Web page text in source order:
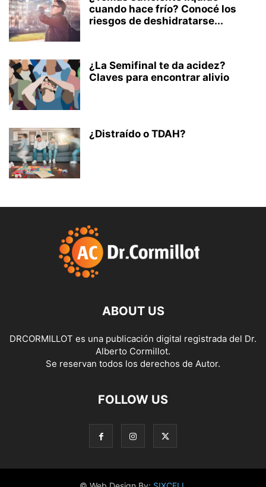
cuando hace frío? Conocé los
riesgos de deshidratarse...
¿La Semifinal te da acidez?
Claves para encontrar alivio
¿Distraído o TDAH?
ABOUT US
DRCORMILLOT es una publicación digital registrada del Dr.
Alberto Cormillot.
Se reservan todos los derechos de Autor.
FOLLOW US